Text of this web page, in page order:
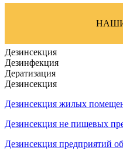
Дезинсекция
Дезинфекция
Дератизация
Дезинсекция
Дезинсекция жилых
Дезинсекция не пищевых
Дезинсекция предприятий